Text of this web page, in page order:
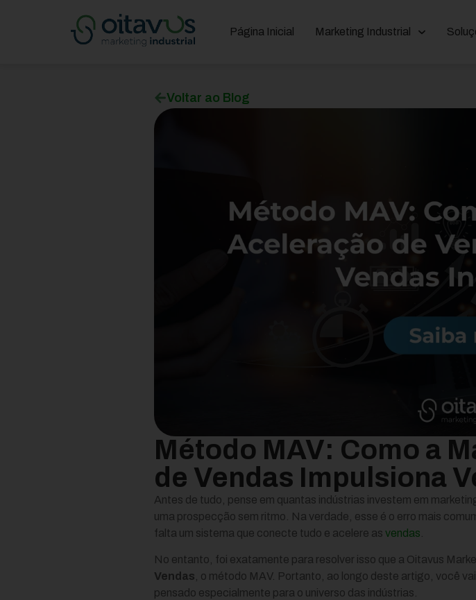
Página Inicial Marketing Industrial
Voltar ao Blog
Método MAV: Como a
de Vendas Impulsiona
Antes de tudo, pense em quantas indústrias investem em
uma prospecção sem ritmo. Na verdade, esse é o erro mais
falta um sistema que conecte tudo e acelere as vendas
No entanto, foi exatamente para resolver isso que a Oitavus
Vendas , o método MAV. Portanto, ao longo deste artigo, você
pensado especialmente para o universo das indústrias.